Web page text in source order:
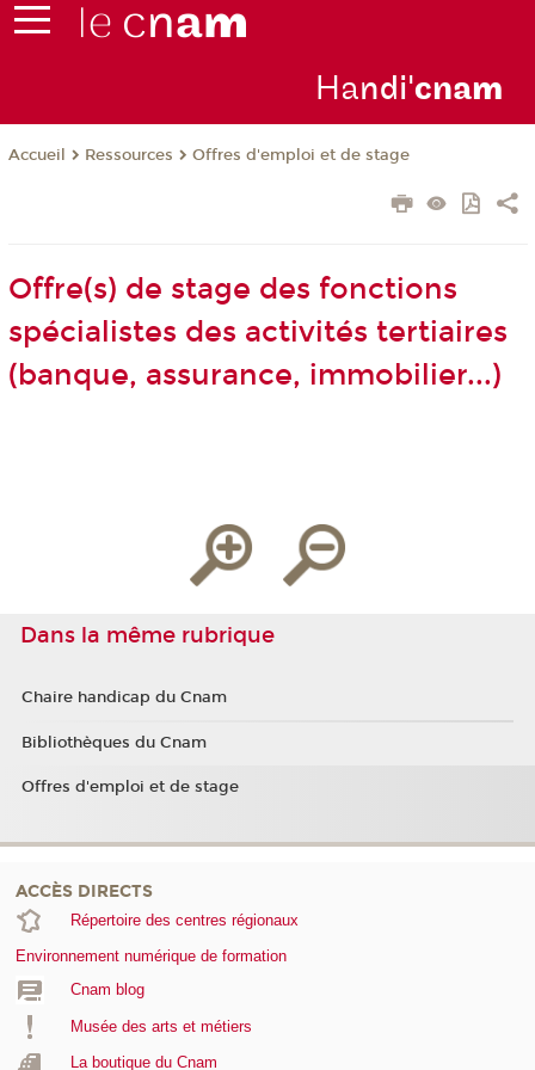
Handi'cnam
Accueil Ressources Offres d'emploi et de stage
Offre(s) de stage des fonctions
spécialistes des activités tertiaires
(banque, assurance, immobilier...)
Dans la même rubrique
Chaire handicap du Cnam
Bibliothèques du Cnam
Offres d'emploi et de stage
ACCÈS DIRECTS
Répertoire des centres régionaux
Environnement numérique de formation
Cnam blog
Musée des arts et métiers
La boutique du Cnam